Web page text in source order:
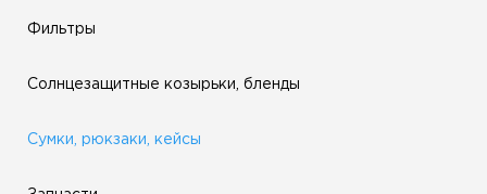
Фильтры
Солнцезащитные козырьки, бленды
Сумки, рюкзаки, кейсы